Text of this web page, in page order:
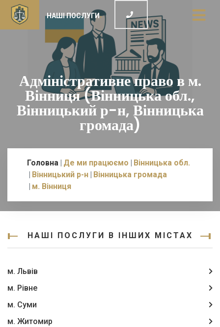
НАШІ ПОСЛУГИ
Адміністративне право в м.
Вінниця (Вінницька обл.,
Вінницький р-н, Вінницька
громада)
Головна Де ми працюємо
Вінницька обл.
Вінницький р-н Вінницька громада
м. Вінниця
НАШІ ПОСЛУГИ В ІНШИХ МІСТАХ
м. Львів
м. Рівне
м. Суми
м. Житомир